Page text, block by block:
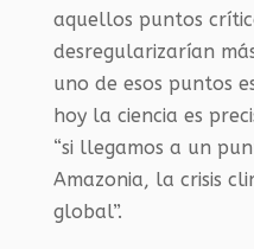
aquellos puntos
desregularizarían
uno de esos puntos
hoy la ciencia es
“si llegamos a un
Amazonia, la crisis
global”.